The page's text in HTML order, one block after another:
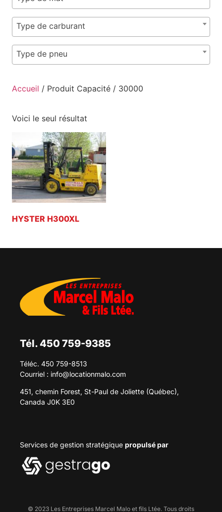
Type de carburant
Type de pneu
Accueil / Produit Capacité / 30000
Voici le seul résultat
HYSTER H300XL
Tél. 450 759-9385
Téléc. 450 759-8513
Courriel : info@locationmalo.com
451, chemin Forest, St-Paul de Joliette (Québec),
Canada J0K 3E0
Services de gestion stratégique propulsé par
© 2023 Les Entreprises Marcel Malo et fils Ltée. Tous droits